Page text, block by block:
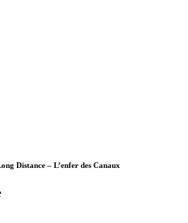
Distance – L’enfer des Canaux